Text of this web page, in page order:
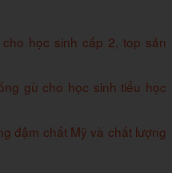
học sinh cấp 2, top sản
gù cho học sinh tiểu học
đậm chất Mỹ và chất lượng